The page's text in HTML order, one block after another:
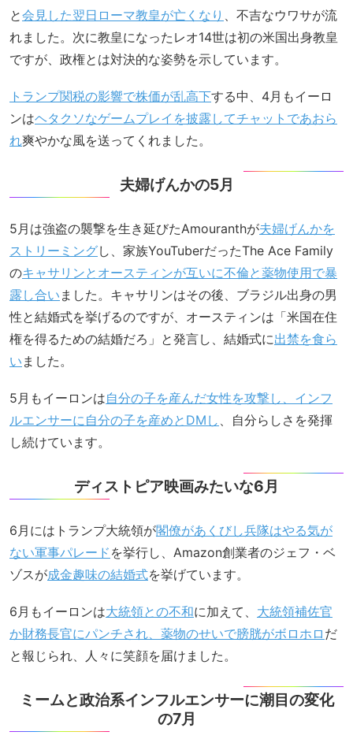
と会見した翌日ローマ教皇が亡くなり
、不吉なウワサが流
れました。次に教皇になったレオ14世は初の米国出身教皇
ですが、政権とは対決的な姿勢を示しています。
トランプ関税の影響で株価が乱高下する中、4月もイーロ
ンはヘタクソなゲームプレイを披露してチャットであおら
れ爽やかな風を送ってくれました。
夫婦げんかの5月
5月は強盗の襲撃を生き延びたAmouranthが夫婦げんかを
ストリーミングし、家族YouTuberだったThe Ace Family
のキャサリンとオースティンが互いに不倫と薬物使用で暴
露し合い ました。キャサリンはその後、ブラジル出身の男
性と結婚式を挙げるのですが、オースティンは「米国在住
権を得るための結婚だろ」と発言し、結婚式に出禁を食ら
い ました。
5月もイーロンは自分の子を産んだ女性を攻撃し、インフ
ルエンサーに自分の子を産めとDMし 、自分らしさを発揮
し続けています。
ディストピア映画みたいな6月
6月にはトランプ大統領が閣僚があくびし兵隊はやる気が
ない軍事パレード を挙行し、Amazon創業者のジェフ・ベ
ゾスが成金趣味の結婚式を挙げています。
6月もイーロンは大統領との不和に加えて、 大統領補佐官
か財務長官にパンチされ、薬物のせいで膀胱がボロホロ だ
と報じられ、人々に笑顔を届けました。
ミームと政治系インフルエンサーに潮目の変化
の7月